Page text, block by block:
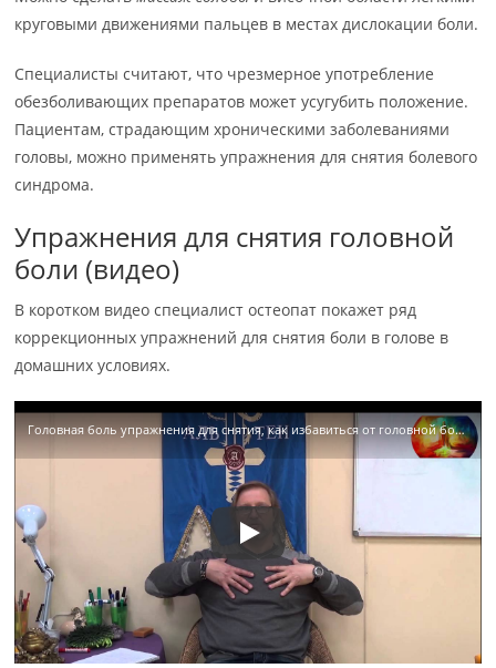
круговыми движениями пальцев в местах дислокации боли.
Специалисты считают, что чрезмерное употребление
обезболивающих препаратов может усугубить положение.
Пациентам, страдающим хроническими заболеваниями
головы, можно применять упражнения для снятия болевого
синдрома.
Упражнения для снятия головной
боли (видео)
В коротком видео специалист остеопат покажет ряд
коррекционных упражнений для снятия боли в голове в
домашних условиях.
Головная боль упражнения для снятия, как избавиться от головной боли (Козиков) Остеопатия Москва